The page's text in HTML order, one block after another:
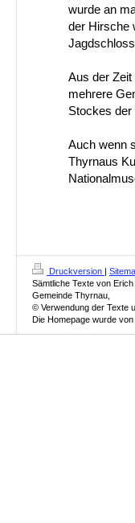
wurde an
der Hirsche
Aus der
mehrere
Stockes der
Auch wenn
Thyrnaus
Druckversion |
Sämtliche Texte von
Gemeinde Thyrnau,
© Verwendung der Texte
Die Homepage wurde